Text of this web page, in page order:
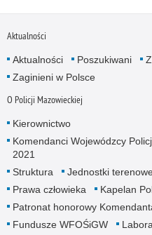
Aktualności
Aktualności Poszukiwani
Zaginieni w Polsce
O Policji Mazowieckiej
Kierownictwo
Komendanci Wojewódzcy
2021
Struktura
Jednostki
Prawa człowieka
Kapelan
Patronat honorowy
Fundusze WFOŚiGW